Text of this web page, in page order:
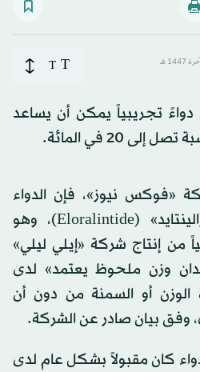
T
T
تجريبياً يمكن أن يساعد
20 في المائة.
«فوكس نيوز»، فإن الدواء
الذي يحمل اسم «إلورالينتايد» (Eloralintide)، وهو
من إنتاج شركة «إيلي ليلي»
وزن ملحوظ يعتمد» لدى
الوزن أو السمنة من دون أن
وفق بيان صادر عن الشركة.
كان مقبولاً بشكل عام لدى